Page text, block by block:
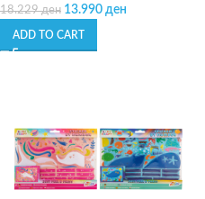
18.229ден 13.990 ден
ADD TO CART